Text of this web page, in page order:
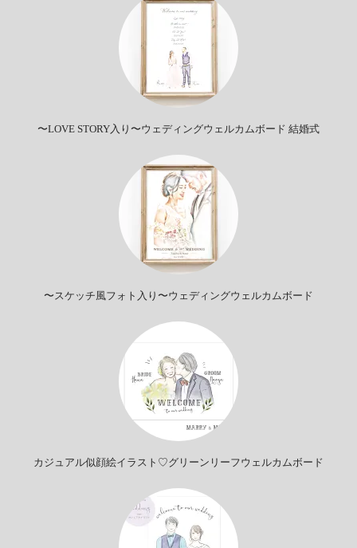
〜LOVE STORY入り〜ウェディングウェルカムボード 結婚式
〜スケッチ風フォト入り〜ウェディングウェルカムボード
カジュアル似顔絵イラスト♡グリーンリーフウェルカムボード